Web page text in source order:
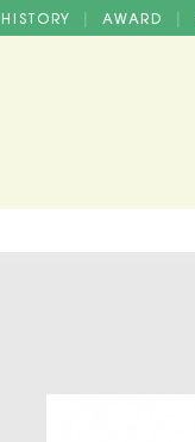
HISTORY | AWARD |